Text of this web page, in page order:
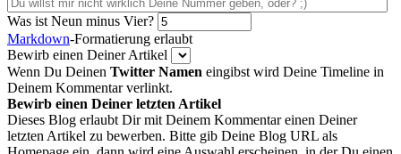
Was ist Neun minus Vier?
Markdown-Formatierung erlaubt
Bewirb einen Deiner Artikel
Wenn Du Deinen Twitter Namen eingibst wird Deine Timeline in
Deinem Kommentar verlinkt.
Bewirb einen Deiner letzten Artikel
Dieses Blog erlaubt Dir mit Deinem Kommentar einen Deiner
letzten Artikel zu bewerben. Bitte gib Deine Blog URL als